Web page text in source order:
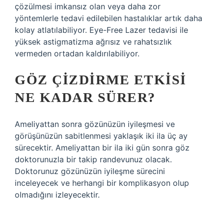
çözülmesi imkansız olan veya daha zor
yöntemlerle tedavi edilebilen hastalıklar artık daha
kolay atlatılabiliyor. Eye-Free Lazer tedavisi ile
yüksek astigmatizma ağrısız ve rahatsızlık
vermeden ortadan kaldırılabiliyor.
GÖZ ÇIZDIRME ETKISI
NE KADAR SÜRER?
Ameliyattan sonra gözünüzün iyileşmesi ve
görüşünüzün sabitlenmesi yaklaşık iki ila üç ay
sürecektir. Ameliyattan bir ila iki gün sonra göz
doktorunuzla bir takip randevunuz olacak.
Doktorunuz gözünüzün iyileşme sürecini
inceleyecek ve herhangi bir komplikasyon olup
olmadığını izleyecektir.